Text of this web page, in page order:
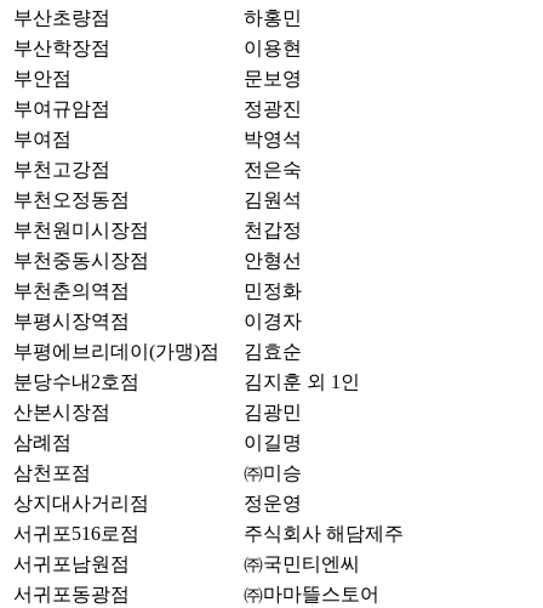
부산초량점
하홍민
부산학장점
이용현
부안점
문보영
부여규암점
정광진
부여점
박영석
부천고강점
전은숙
부천오정동점
김원석
부천원미시장점
천갑정
부천중동시장점
안형선
부천춘의역점
민정화
부평시장역점
이경자
부평에브리데이(가맹)점
김효순
분당수내2호점
김지훈 외 1인
산본시장점
김광민
삼례점
이길명
삼천포점
㈜미승
상지대사거리점
정운영
서귀포516로점
주식회사 해담제주
서귀포남원점
㈜국민티엔씨
서귀포동광점
㈜마마뜰스토어